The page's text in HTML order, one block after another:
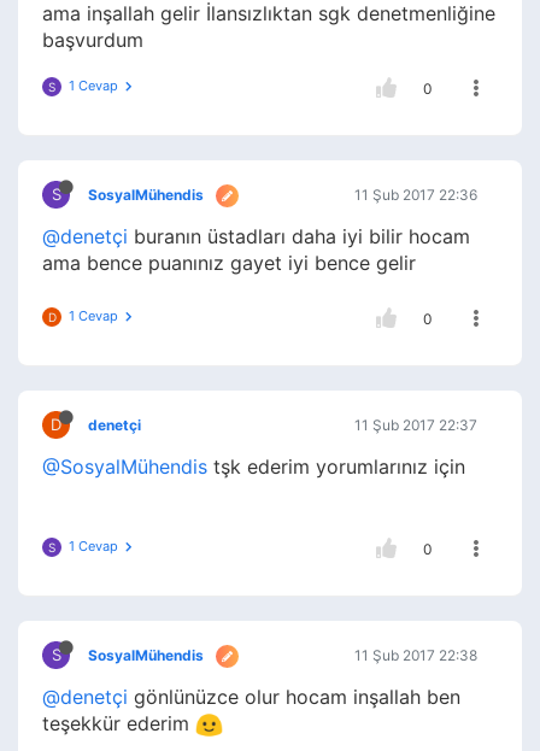
ama inşallah gelir İlansızlıktan sgk denetmenliğine
başvurdum
S 1 Cevap 0
S SosyalMühendis 11 Şub 2017 22:36
@denetçi buranın üstadları daha iyi bilir hocam
ama bence puanınız gayet iyi bence gelir
D 1 Cevap 0
D denetçi 11 Şub 2017 22:37
@SosyalMühendis tşk ederim yorumlarınız için
S 1 Cevap 0
S SosyalMühendis 11 Şub 2017 22:38
@denetçi gönlünüzce olur hocam inşallah ben
teşekkür ederim